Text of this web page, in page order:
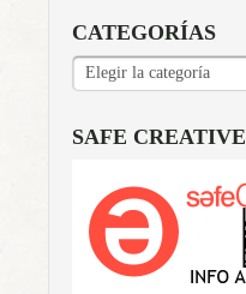
CATEGORÍAS
CATEGORÍAS
SAFE CREATIVE